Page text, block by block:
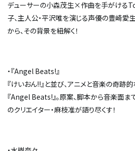
デューサーの小森茂生×作曲を手がける
子、主人公・平沢唯を演じる声優の豊崎愛
から、その背景を紐解く！
・『Angel Beats!』
『けいおん!!』と並び、アニメと音楽の奇跡
『Angel Beats!』。原案、脚本から音楽面ま
のクリエイター・麻枝准が語り尽くす！